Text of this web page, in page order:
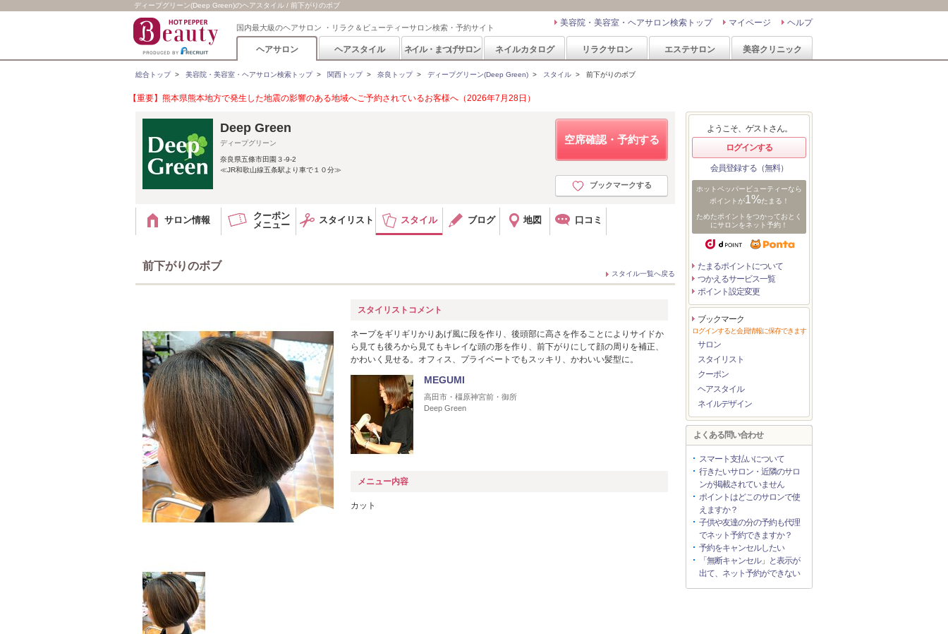
ディープグリーン(Deep Green)のヘアスタイル / 前下がりのボブ
国内最大級のヘアサロン ・リラク＆ビューティーサロン検索・予約サイト ヘルプ
マイページ
美容院・美容室・ヘアサロン検索トップ
ヘアサロン ヘアスタイル ネイル・まつげサロン ネイルカタログ リラクサロン エステサロン 美容クリニック
総合トップ> 美容院・美容室・ヘアサロン検索トップ> 関西トップ> 奈良トップ> ディープグリーン(Deep Green) > スタイル > 前下がりのボブ
【重要】熊本県熊本地方で発生した地震の影響のある地域へご予約されているお客様へ（2026年7月28日）
空席確認・予約する
ブックマークする
Deep Green
ディープグリーン
奈良県五條市田園３-9-2
≪JR和歌山線五条駅より車で１０分≫
サロン情報
クーポン
メニュー
スタイリスト スタイル ブログ 地図 口コミ
前下がりのボブ
スタイル一覧へ戻る
スタイリストコメント
ネープをギリギリかりあげ風に段を作り、後頭部に高さを作ることによりサイドか
ら見ても後ろから見てもキレイな頭の形を作り、前下がりにして顔の周りを補正、
かわいく見せる。オフィス、プライベートでもスッキリ、かわいい髪型に。
MEGUMI
高田市・橿原神宮前・御所
Deep Green
メニュー内容
カット
ようこそ、ゲストさん。
ログインする
会員登録する（無料）
ホットペッパービューティーなら
ポイントが1%たまる！
ためたポイントをつかっておとく
にサロンをネット予約！
たまるポイントについて
つかえるサービス一覧
ポイント設定変更
ブックマーク
ログインすると会員情報に保存できます
サロン
スタイリスト
クーポン
ヘアスタイル
ネイルデザイン
よくある問い合わせ
スマート支払いについて
行きたいサロン・近隣のサロ
ンが掲載されていません
ポイントはどこのサロンで使
えますか？
子供や友達の分の予約も代理
でネット予約できますか？
予約をキャンセルしたい
「無断キャンセル」と表示が
出て、ネット予約ができない